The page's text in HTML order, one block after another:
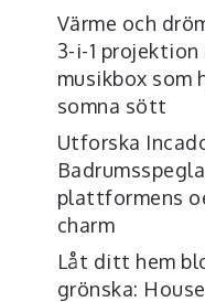
Värme och
3-i-1 projektion
musikbox som
somna sött
Utforska
plattformens
charm
Låt ditt hem
grönska: